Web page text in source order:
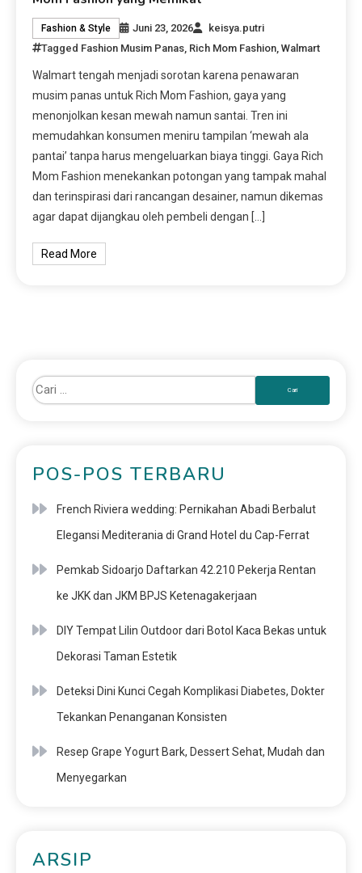
Fashion & Style Juni 23, 2026
keisya.putri
Tagged Fashion Musim Panas Rich Mom Fashion ,Walmart
Walmart tengah menjadi sorotan karena penawaran
musim panas untuk Rich Mom Fashion, gaya yang
menonjolkan kesan mewah namun santai. Tren ini
memudahkan konsumen meniru tampilan ‘mewah ala
pantai’ tanpa harus mengeluarkan biaya tinggi. Gaya Rich
Mom Fashion menekankan potongan yang tampak mahal
dan terinspirasi dari rancangan desainer, namun dikemas
agar dapat dijangkau oleh pembeli dengan […]
Read More
POS-POS TERBARU
French Riviera wedding: Pernikahan Abadi Berbalut
Elegansi Mediterania di Grand Hotel du Cap-Ferrat
Pemkab Sidoarjo Daftarkan 42.210 Pekerja Rentan
ke JKK dan JKM BPJS Ketenagakerjaan
DIY Tempat Lilin Outdoor dari Botol Kaca Bekas untuk
Dekorasi Taman Estetik
Deteksi Dini Kunci Cegah Komplikasi Diabetes, Dokter
Tekankan Penanganan Konsisten
Resep Grape Yogurt Bark, Dessert Sehat, Mudah dan
Menyegarkan
ARSIP